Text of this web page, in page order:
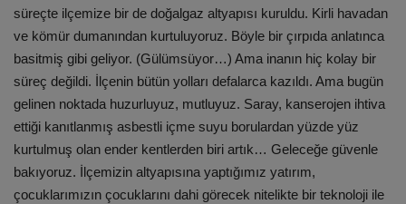
süreçte ilçemize bir de doğalgaz altyapısı kuruldu. Kirli havadan
ve kömür dumanından kurtuluyoruz. Böyle bir çırpıda anlatınca
basitmiş gibi geliyor. (Gülümsüyor…) Ama inanın hiç kolay bir
süreç değildi. İlçenin bütün yolları defalarca kazıldı. Ama bugün
gelinen noktada huzurluyuz, mutluyuz. Saray, kanserojen ihtiva
ettiği kanıtlanmış asbestli içme suyu borulardan yüzde yüz
kurtulmuş olan ender kentlerden biri artık… Geleceğe güvenle
bakıyoruz. İlçemizin altyapısına yaptığımız yatırım,
çocuklarımızın çocuklarını dahi görecek nitelikte bir teknoloji ile